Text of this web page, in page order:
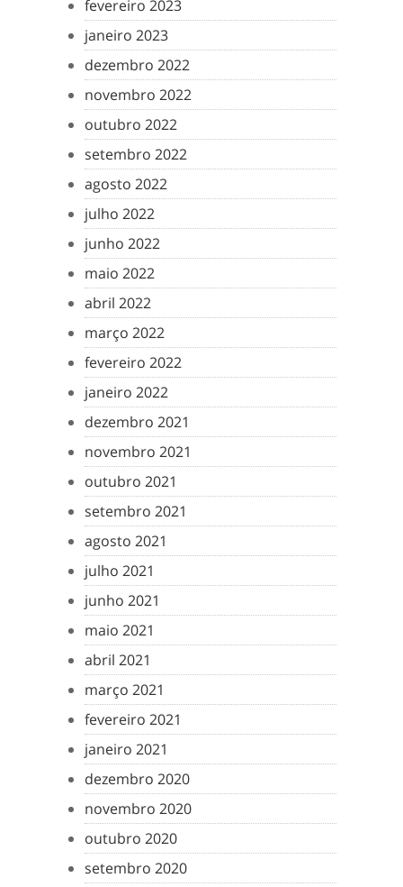
fevereiro 2023
janeiro 2023
dezembro 2022
novembro 2022
outubro 2022
setembro 2022
agosto 2022
julho 2022
junho 2022
maio 2022
abril 2022
março 2022
fevereiro 2022
janeiro 2022
dezembro 2021
novembro 2021
outubro 2021
setembro 2021
agosto 2021
julho 2021
junho 2021
maio 2021
abril 2021
março 2021
fevereiro 2021
janeiro 2021
dezembro 2020
novembro 2020
outubro 2020
setembro 2020